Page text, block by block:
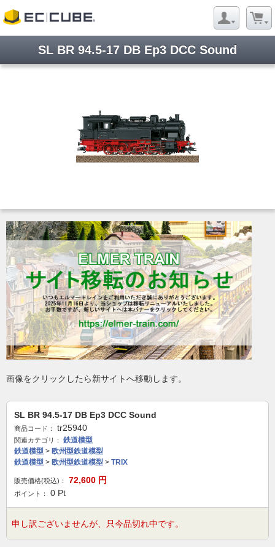
SL BR 94.5-17 DB Ep3 DCC Sound
画像をクリックしたら新サイトへ移動します。
SL BR 94.5-17 DB Ep3 DCC Sound
商品コード： tr25940
関連カテゴリ：
鉄道模型
鉄道模型 > 欧州型鉄道模型
鉄道模型 > 欧州型鉄道模型 > TRIX
販売価格(税込)： 72,600 円
ポイント： 0 Pt
申し訳ございませんが、只今品切れ中です。